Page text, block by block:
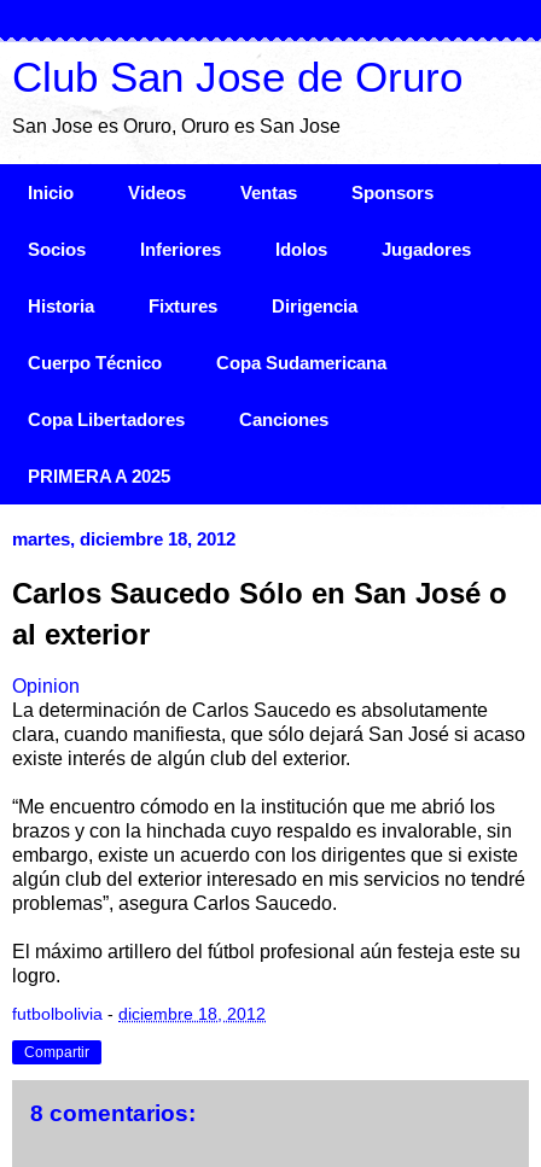
Club San Jose de Oruro
San Jose es Oruro, Oruro es San Jose
Inicio Videos Ventas Sponsors
Socios Inferiores Idolos Jugadores
Historia Fixtures Dirigencia
Cuerpo Técnico Copa Sudamericana
Copa Libertadores Canciones
PRIMERA A 2025
martes, diciembre 18, 2012
Carlos Saucedo Sólo en San José o
al exterior
Opinion
La determinación de Carlos Saucedo es absolutamente
clara, cuando manifiesta, que sólo dejará San José si acaso
existe interés de algún club del exterior.
“Me encuentro cómodo en la institución que me abrió los
brazos y con la hinchada cuyo respaldo es invalorable, sin
embargo, existe un acuerdo con los dirigentes que si existe
algún club del exterior interesado en mis servicios no tendré
problemas”, asegura Carlos Saucedo.
El máximo artillero del fútbol profesional aún festeja este su
logro.
futbolbolivia - diciembre 18, 2012
Compartir
8 comentarios: